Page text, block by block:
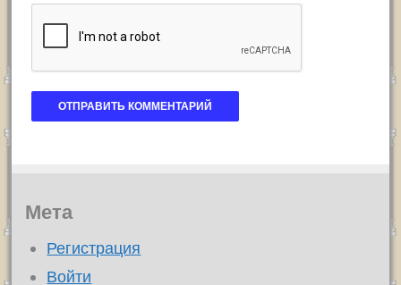
Мета
Регистрация
Войти